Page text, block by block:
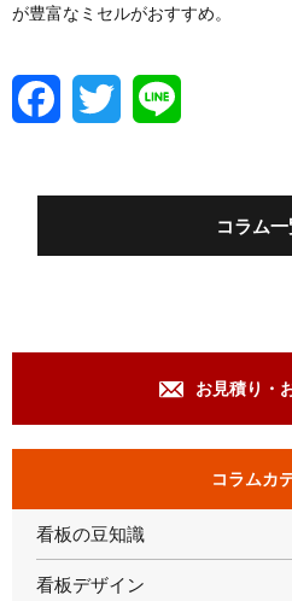
が豊富なミセルがおすすめ。
b
w
t
コラム
お見積り・
コラムカ
看板の豆知識
看板デザイン